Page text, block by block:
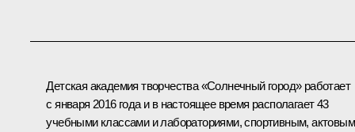
Детская академия творчества «Солнечный город» работает
с января 2016 года и в настоящее время располагает 43
учебными классами и лабораториями, спортивным,